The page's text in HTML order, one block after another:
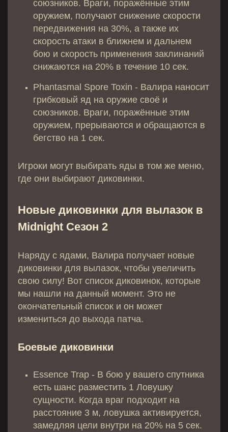
союзников. Враги, поражённые этим
оружием, получают снижение скорости
передвижения на 30%, а также их
скорость атаки в ближнем и дальнем
бою и скорость применения заклинаний
снижаются на 20% в течение 10 сек.
Phantasmal Spore Toxin - Валира наносит
грибковый яд на оружие своё и
союзников. Враги, поражённые этим
оружием, прерываются и обращаются в
бегство на 1 сек.
Игроки могут выбирать яды в том же меню,
где они выбирают диковинки.
Новые диковинки для вылазок в
Midnight Сезон 2
Наряду с ядами, Валира получает новые
диковинки для вылазок, чтобы увеличить
свою силу! Вот список диковинок, которые
мы нашли на данный момент. Это не
окончательный список и он может
измениться до выхода патча.
Боевые диковинки
Essence Trap - В бою у вашего спутника
есть шанс разместить 1 Ловушку
сущности. Когда враг подходит на
расстояние 3 м, ловушка активируется,
замедляя цели внутри на 20% на 5 сек.